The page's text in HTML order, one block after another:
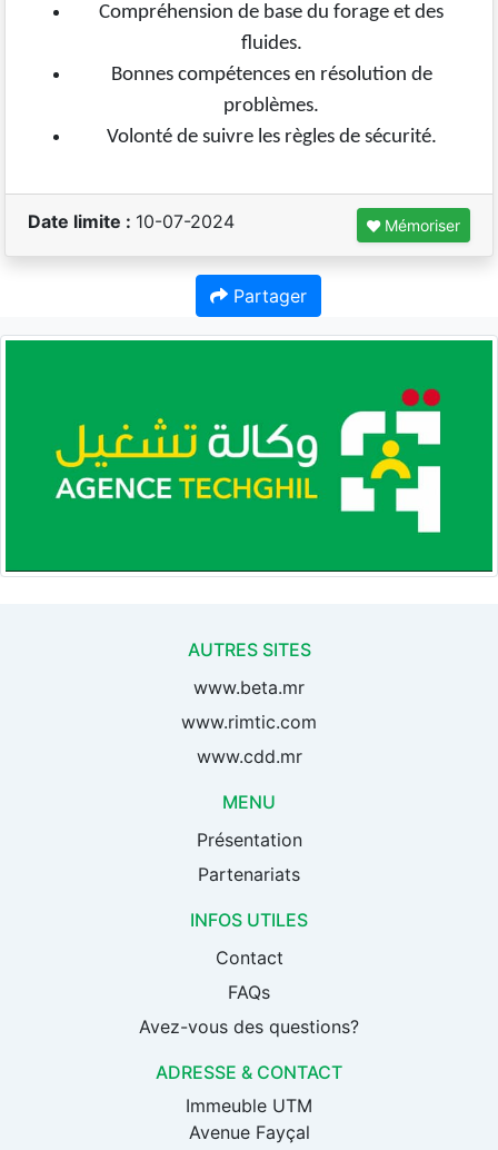
Compréhension de base du forage et des
fluides.
Bonnes compétences en résolution de
problèmes.
Volonté de suivre les règles de sécurité.
Date limite : 10-07-2024 Mémoriser
Partager
AUTRES SITES
www.beta.mr
www.rimtic.com
www.cdd.mr
MENU
Présentation
Partenariats
INFOS UTILES
Contact
FAQs
Avez-vous des questions?
ADRESSE & CONTACT
Immeuble UTM
Avenue Fayçal